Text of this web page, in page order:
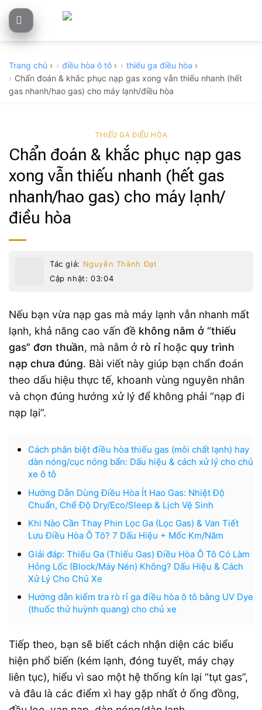
Skip
to
Trang chủ › điều hòa ô tô › thiếu ga điều hòa ›
Chẩn đoán & khắc phục nạp gas xong vẫn thiếu nhanh (hết
gas nhanh/hao gas) cho máy lạnh/điều hòa
THIẾU GA ĐIỀU HÒA
Chẩn đoán & khắc phục nạp gas
xong vẫn thiếu nhanh (hết gas
nhanh/hao gas) cho máy lạnh/
điều hòa
Tác giả: Nguyễn Thành Đạt
Cập nhật: 03:04
Nếu bạn vừa nạp gas mà máy lạnh vẫn nhanh mất
lạnh, khả năng cao vấn đề không nằm ở “thiếu
gas” đơn thuần, mà nằm ở rò rỉhoặc quy trình
nạp chưa đúng. Bài viết này giúp bạn chẩn đoán
theo dấu hiệu thực tế, khoanh vùng nguyên nhân
và chọn đúng hướng xử lý để không phải “nạp đi
nạp lại”.
Cách phân biệt điều hòa thiếu gas (môi chất lạnh) hay
dàn nóng/cục nóng bẩn: Dấu hiệu & cách xử lý cho chủ
xe ô tô
Hướng Dẫn Dùng Điều Hòa Ít Hao Gas: Nhiệt Độ
Chuẩn, Chế Độ Dry/Eco/Sleep & Lịch Vệ Sinh
Khi Nào Cần Thay Phin Lọc Ga (Lọc Gas) & Van Tiết
Lưu Điều Hòa Ô Tô? 7 Dấu Hiệu + Mốc Km/Năm
Giải đáp: Thiếu Ga (Thiếu Gas) Điều Hòa Ô Tô Có Làm
Hỏng Lốc (Block/Máy Nén) Không? Dấu Hiệu & Cách
Xử Lý Cho Chủ Xe
Hướng dẫn kiểm tra rò rỉ ga điều hòa ô tô bằng UV Dye
(thuốc thử huỳnh quang) cho chủ xe
Tiếp theo, bạn sẽ biết cách nhận diện các biểu
hiện phổ biến (kém lạnh, đóng tuyết, máy chạy
liên tục), hiểu vì sao một hệ thống kín lại “tụt gas”,
và đâu là các điểm xì hay gặp nhất ở ống đồng,